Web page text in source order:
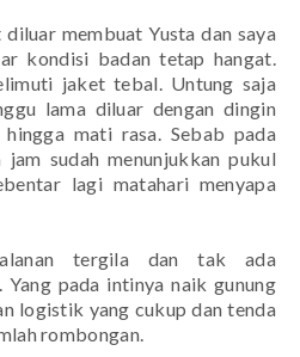
membuat Yusta dan saya
kondisi badan tetap hangat.
jaket tebal. Untung saja
lama diluar dengan dingin
mati rasa. Sebab pada
sudah menunjukkan pukul
lagi matahari menyapa
tergila dan tak ada
Yang pada intinya naik gunung
logistik yang cukup dan tenda
rombongan.